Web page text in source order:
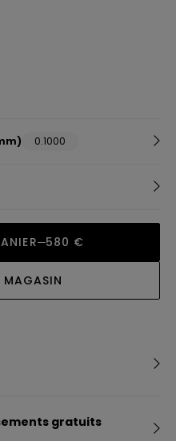
0.1000
580 €
MAGASIN
gratuits